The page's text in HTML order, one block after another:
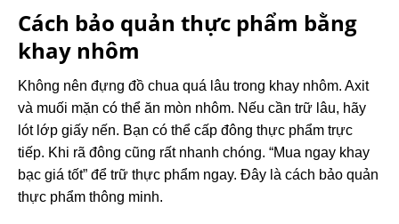
Cách bảo quản thực phẩm bằng
khay nhôm
Không nên đựng đồ chua quá lâu trong khay nhôm. Axit
và muối mặn có thể ăn mòn nhôm. Nếu cần trữ lâu, hãy
lót lớp giấy nến. Bạn có thể cấp đông thực phẩm trực
tiếp. Khi rã đông cũng rất nhanh chóng. “Mua ngay khay
bạc giá tốt” để trữ thực phẩm ngay. Đây là cách bảo quản
thực phẩm thông minh.